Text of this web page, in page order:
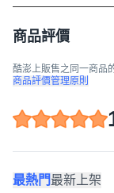
商品評價
酷澎上販售之同一商品
商品評價管理原則
最熱門最新上架